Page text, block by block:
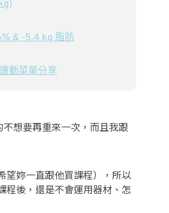
& -5.4 kg 脂肪
動菜單分享
想要再重來一次，而且我跟
望妳一直跟他買課程），所以
程後，還是不會運用器材、怎